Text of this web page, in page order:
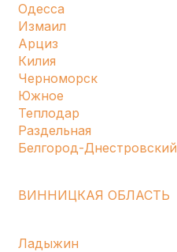
Одесса
Измаил
Арциз
Килия
Черноморск
Южное
Теплодар
Раздельная
Белгород-Днестровский
ВИННИЦКАЯ ОБЛАСТЬ
Ладыжин